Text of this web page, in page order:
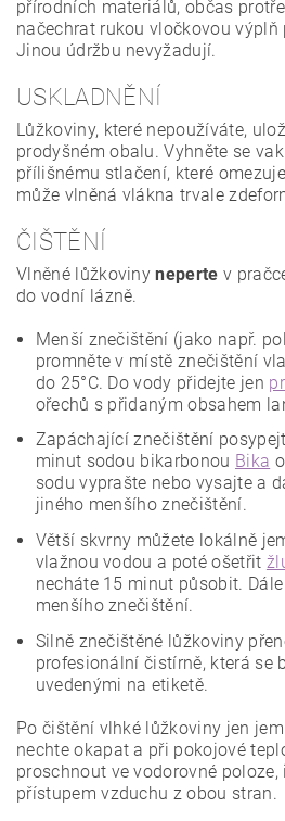
přírodních materiálů, občas
načechrat rukou vločkovou výplň
Jinou údržbu nevyžadují.
USKLADNĚNÍ
Lůžkoviny, které nepoužíváte,
prodyšném obalu. Vyhněte se
přílišnému stlačení, které
může vlněná vlákna trvale
ČIŠTĚNÍ
Vlněné lůžkovinyneperte v
do vodní lázně.
Menší znečištění (jako např.
promněte v místě znečištění
do 25°C. Do vody přidejte jen
ořechů s přidaným obsahem
Zapáchající znečištění
minut sodou bikarbonou Bika
sodu vyprašte nebo vysajte a
jiného menšího znečištění.
Větší skvrny můžete lokálně
vlažnou vodou a poté ošetřit
necháte 15 minut působit.
menšího znečištění.
Silně znečištěné lůžkoviny
profesionální čistírně, která se
uvedenými na etiketě.
Po čištění vlhké lůžkoviny jen
nechte okapat a při pokojové
proschnout ve vodorovné
přístupem vzduchu z obou stran.